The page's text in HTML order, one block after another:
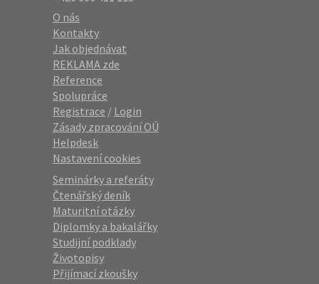
O nás
Kontakty
Jak objednávat
REKLAMA zde
Reference
Spolupráce
Registrace / Login
Zásady zpracování OÚ
Helpdesk
Nastavení cookies
Seminárky a referáty
Čtenářský deník
Maturitní otázky
Diplomky a bakalářky
Studijní podklady
Životopisy
Přijímací zkoušky